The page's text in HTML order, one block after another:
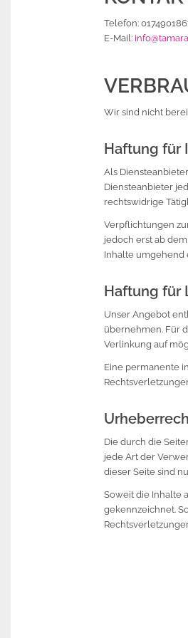
Telefon:
E-Mail:
Wir sind nicht
Haftung für
Als
Diensteanbieter
rechtswidrige
Verpflichtungen
jedoch erst ab
Inhalte umgehend
Haftung für
Unser Angebot
übernehmen. Für
Verlinkung auf
Eine permanente
Die durch die
jede Art der
dieser Seite sind
Soweit die Inhalte
gekennzeichnet.